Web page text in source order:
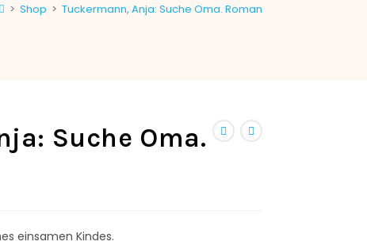
> Shop > Tuckermann, Anja: Suche Oma. Roman
Suche Oma.
einsamen Kindes.